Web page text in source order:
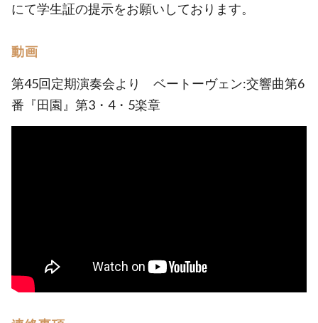
にて学生証の提示をお願いしております。
動画
第45回定期演奏会より ベートーヴェン:交響曲第6
番『田園』第3・4・5楽章